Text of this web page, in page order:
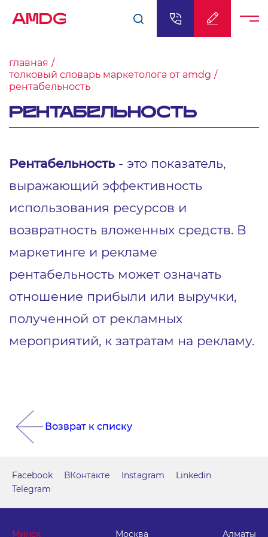
AMDG
главная
толковый словарь маркетолога от amdg
рентабельность
РЕНТАБЕЛЬНОСТЬ
Рентабельность- это показатель,
выражающий эффективность
использования ресурсов и
возвратность вложенных средств. В
маркетинге и рекламе
рентабельность может означать
отношение прибыли или выручки,
полученной от рекламных
мероприятий, к затратам на рекламу.
Возврат к списку
Минск Москва Алматы
Facebook ВКонтакте Instagram
Linkedin
Telegram